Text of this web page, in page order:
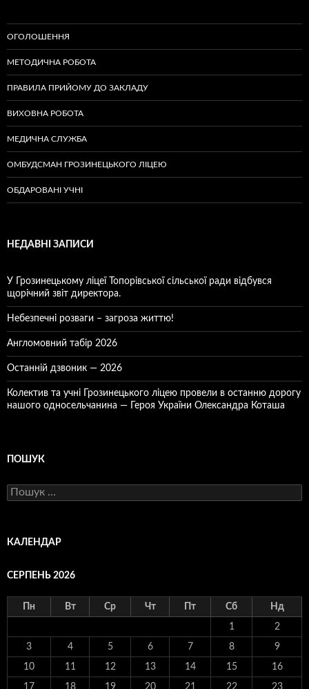
ОГОЛОШЕННЯ
МЕТОДИЧНА РОБОТА
ПРАВИЛА ПРИЙОМУ ДО ЗАКЛАДУ
ВИХОВНА РОБОТА
МЕДИЧНА СЛУЖБА
ОМБУДСМАН ГРОЗИНЕЦЬКОГО ЛІЦЕЮ
ОБДАРОВАНІ УЧНІ
НЕДАВНІ ЗАПИСИ
У Грозинецькому ліцеї Топорівської сільської ради відбувся
щорічний звіт директора.
Небезпечні розваги – загроза життю!
Англомовний табір 2026
Останній дзвоник — 2026
Колектив та учні Грозинецького ліцею провели в останню дорогу
нашого односельчанина — Героя України Олександра Коташа
ПОШУК
Пошук:
КАЛЕНДАР
СЕРПЕНЬ 2026
Пн Вт Ср Чт Пт Сб Нд
1 2
3 4 5 6 7 8 9
10 11 12 13 14 15 16
17 18 19 20 21 22 23